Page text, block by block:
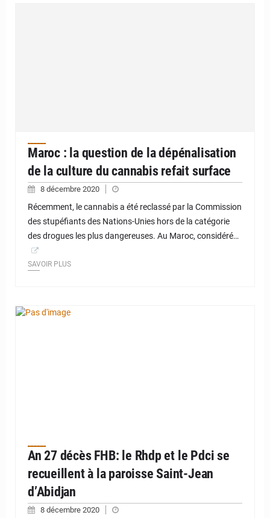
Maroc : la question de la dépénalisation
de la culture du cannabis refait surface
8 décembre 2020
Récemment, le cannabis a été reclassé par la Commission
des stupéfiants des Nations-Unies hors de la catégorie
des drogues les plus dangereuses. Au Maroc, considéré…
SAVOIR PLUS
An 27 décès FHB: le Rhdp et le Pdci se
recueillent à la paroisse Saint-Jean
d’Abidjan
8 décembre 2020